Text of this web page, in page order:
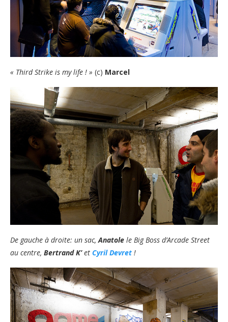
« Third Strike is my life ! » (c) Marcel
De gauche à droite: un sac,Anatole le Big Boss d’Arcade Street
au centre, Bertrand K’et Cyril Devret !